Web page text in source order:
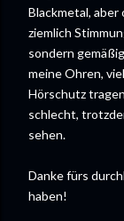
Blackmetal,
ziemlich
sondern
meine Ohren,
Hörschutz
schlecht,
sehen.
Danke fürs
haben!